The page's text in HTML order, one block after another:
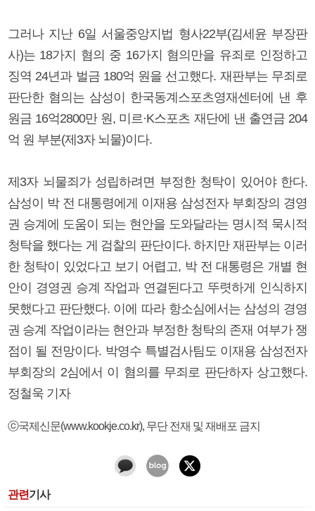
그러나 지난 6일 서울중앙지법 형사22부(김세윤 부장판
사)는 18가지 혐의 중 16가지 혐의만을 유죄로 인정하고
징역 24년과 벌금 180억 원을 선고했다. 재판부는 무죄로
판단한 혐의는 삼성이 한국동계스포츠영재센터에 낸 후
원금 16억2800만 원, 미르·K스포츠 재단에 낸 출연금 204
억 원 부분(제3자 뇌물)이다.
제3자 뇌물죄가 성립하려면 부정한 청탁이 있어야 한다.
삼성이 박 전 대통령에게 이재용 삼성전자 부회장의 경영
권 승계에 도움이 되는 현안을 도와달라는 명시적 묵시적
청탁을 했다는 게 검찰의 판단이다. 하지만 재판부는 이러
한 청탁이 있었다고 보기 어렵고, 박 전 대통령은 개별 현
안이 경영권 승계 작업과 연결된다고 뚜렷하게 인식하지
못했다고 판단했다. 이에 따라 항소심에서는 삼성의 경영
권 승계 작업이라는 현안과 부정한 청탁의 존재 여부가 쟁
점이 될 전망이다. 박영수 특별검사팀도 이재용 삼성전자
부회장의 2심에서 이 혐의를 무죄로 판단하자 상고했다.
정철욱 기자
ⓒ국제신문(www.kookje.co.kr), 무단 전재 및 재배포 금지
관련기사